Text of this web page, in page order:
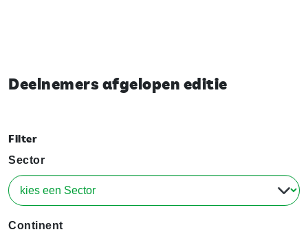
Deelnemers afgelopen editie
Filter
Sector
Continent